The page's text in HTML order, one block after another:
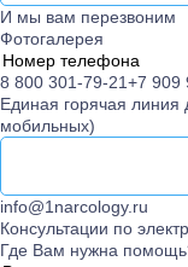
И мы вам перезвоним
Фотогалерея
8 800 301-79-21+7 909
Единая горячая линия
мобильных)
info@1narcology.ru
Консультации по
Где Вам нужна